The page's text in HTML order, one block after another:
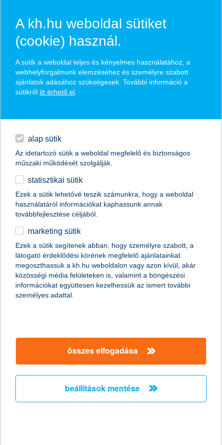
English
hírek és hivatalos
közzétételek
A legjobb kereskedelemfinanszírozási
bank címet kapta a K&H Bank
Magyarországon
A Global Finance magazin ismét a K&H Banknak ítélte a legjobb
kereskedelemfinanszírozási bank címet Magyarországon (Best
Trade Finance Provider in Hungary 2011).
A kh.hu weboldal sütiket
(cookie) használ.
A sütik a weboldal teljes és kényelmes használatához, a
webhelyforgalmunk elemzéséhez és személyre szabott
ajánlatok adásához szükségesek. További információ a
sütikről itt érhető el
alap sütik
Az idetartozó sütik a weboldal megfelelő és biztonságos
műszaki működését szolgálják.
statisztikai sütik
Ezek a sütik lehetővé teszik számunkra, hogy a weboldal
használatáról információkat kaphassunk annak
továbbfejlesztése céljából.
marketing sütik
Ezek a sütik segítenek abban, hogy személyre szabott, a
látogató érdeklődési körének megfelelő ajánlatainkat
megoszthassuk a kh.hu weboldalon vagy azon kívül, akár
közösségi média felületeken is, valamint a böngészési
információkat együttesen kezelhessük az ismert további
személyes adattal.
összes elfogadása
beállítások mentése